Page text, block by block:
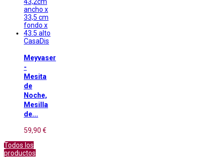
CasaDis
Meyvaser
-
Mesita
de
Noche,
Mesilla
de...
59,90 €
Todos los
productos